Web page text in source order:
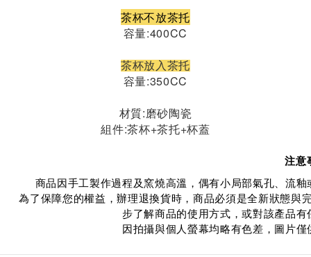
茶杯不放茶托
容量:400CC
茶杯放入茶托
容量:350CC
材質:磨砂陶瓷
組件:茶杯+茶托+杯蓋
注意
商品因手工製作過程及窯燒高溫，偶有小局部氣孔、流
為了保障您的權益，辦理退換貨時，商品必須是全新狀態與
步了解商品的使用方式，或對該產品
因拍攝與個人螢幕均略有色差，圖片